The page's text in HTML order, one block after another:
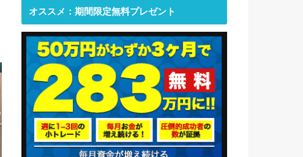
オススメ：期間限定無料プレゼント